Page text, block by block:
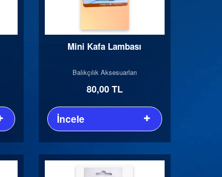
Mini Kafa Lambası
Balıkçılık Aksesuarları
80,00 TL
İncele